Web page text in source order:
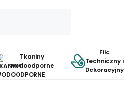
Tkaniny
wodoodporne
Filc
Techniczny i
Dekoracyjny